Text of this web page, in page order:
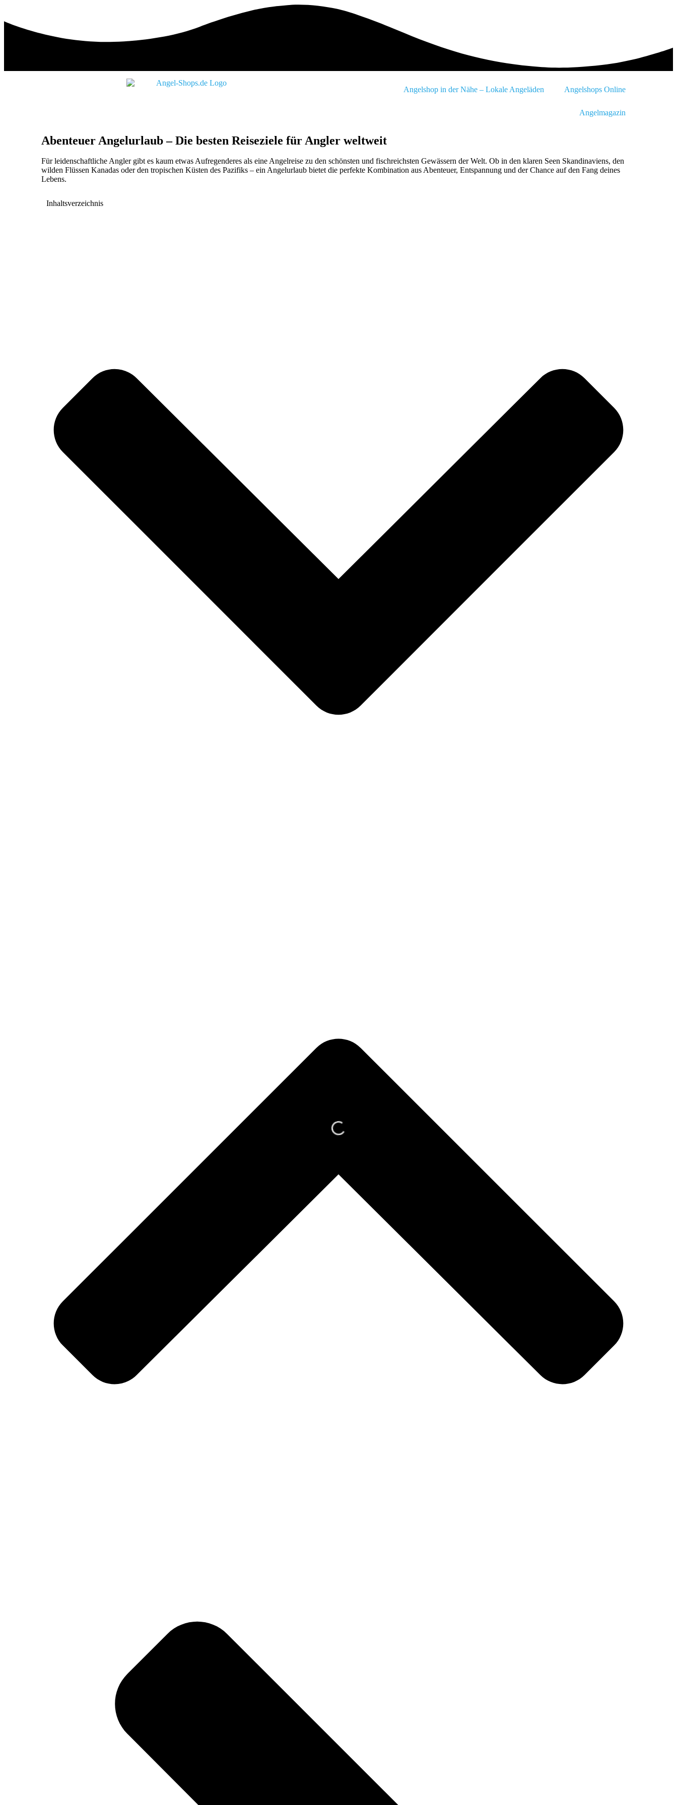
Angelshop in der Nähe – Lokale Angeläden Angelshops Online
Angelmagazin
Abenteuer Angelurlaub – Die besten Reiseziele für Angler weltweit
Für leidenschaftliche Angler gibt es kaum etwas Aufregenderes als eine Angelreise zu den schönsten und fischreichsten Gewässern der Welt. Ob in den klaren Seen Skandinaviens, den
wilden Flüssen Kanadas oder den tropischen Küsten des Pazifiks – ein Angelurlaub bietet die perfekte Kombination aus Abenteuer, Entspannung und der Chance auf den Fang deines
Lebens.
Inhaltsverzeichnis